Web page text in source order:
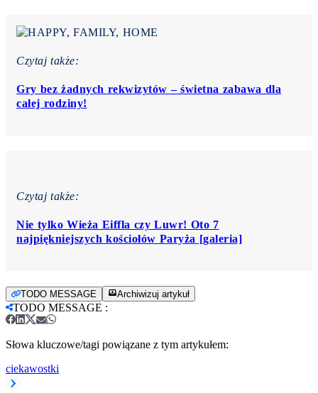
Czytaj także:
Gry bez żadnych rekwizytów – świetna zabawa dla
całej rodziny!
Czytaj także:
Nie tylko Wieża Eiffla czy Luwr! Oto 7
najpiękniejszych kościołów Paryża [galeria]
TODO MESSAGE Archiwizuj artykuł
TODO MESSAGE :
Słowa kluczowe/tagi powiązane z tym artykułem:
ciekawostki